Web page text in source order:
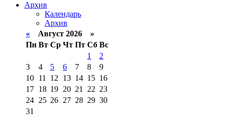
Архив
Календарь
Архив
« Август 2026 »
Пн Вт Ср Чт Пт Сб Вс
1
2
3
4 5 6 7 8
9
10 11 12 13 14 15 16
17 18 19 20 21 22 23
24 25 26 27 28 29 30
31